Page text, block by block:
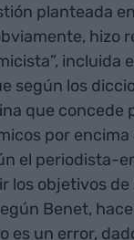
planteada
hizo
incluida
según los
que concede
por
el periodista-
los objetivos
Benet,
es un error,